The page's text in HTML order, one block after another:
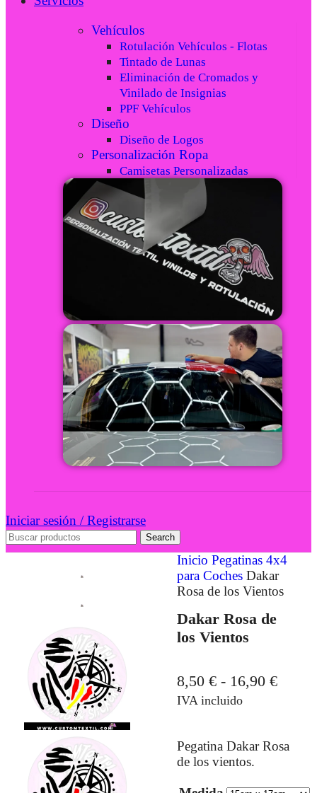
Vehículos
Rotulación Vehículos - Flotas
Tintado de Lunas
Eliminación de Cromados y
Vinilado de Insignias
PPF Vehículos
Diseño
Diseño de Logos
Personalización Ropa
Camisetas Personalizadas
Iniciar sesión / Registrarse
Search
Inicio Pegatinas 4x4
para Coches Dakar
Rosa de los Vientos
Dakar Rosa de
los Vientos
8,50 € - 16,90 €
IVA incluido
Pegatina Dakar Rosa
de los vientos.